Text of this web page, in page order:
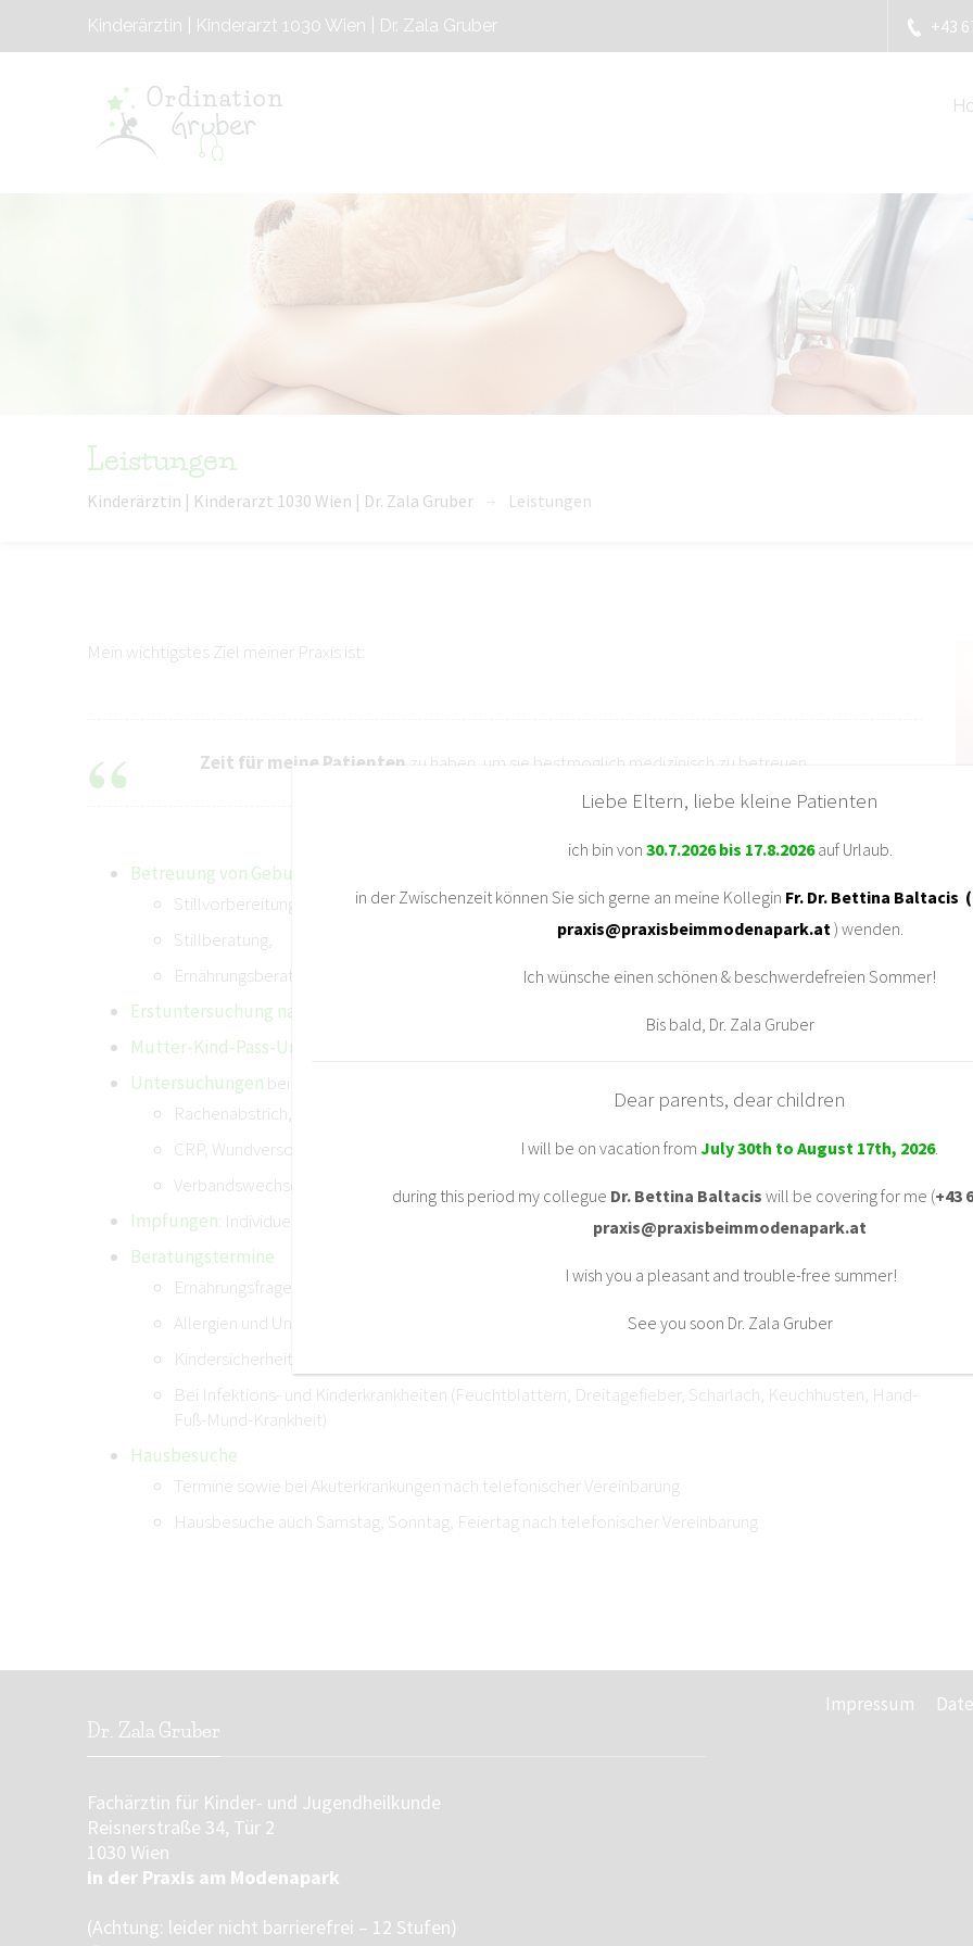
Kinderärztin | Kinderarzt 1030 Wien | Dr. Zala Gruber +43
Leistungen
Kinderärztin | Kinderarzt 1030 Wien | Dr. Zala Gruber Leistungen
Mein wichtigstes Ziel meiner Praxis ist:
Zeit für meine Patienten zu haben, um sie bestmöglich medizinisch zu betreuen.
Betreuung von Geburt an
Stillvorbereitung​,
Stillberatung,
Ernährungsberatung
Erstuntersuchung nach Geburt
Mutter-Kind-Pass-Untersuchungen
Untersuchungen bei Erkrankungen:
Rachenabstrich,
CRP, Wundversorgung
Verbandswechsel
Impfungen: Individuelle Impfberatung und Impfung
Beratungstermine
Ernährungsfragen: Stillberatung, Beikost, Allergien
Allergien und Unverträglichkeiten
Kindersicherheit, Erste Hilfe
Bei Infektions- und Kinderkrankheiten (Feuchtblattern, Dreitagefieber, Scharlach, Keuchhusten, Hand-
Fuß-Mund-Krankheit)
Hausbesuche
Termine sowie bei Akuterkrankungen nach telefonischer Vereinbarung
Hausbesuche auch Samstag, Sonntag, Feiertag nach telefonischer Vereinbarung
Dr. Zala Gruber
Fachärztin für Kinder- und Jugendheilkunde
Reisnerstraße 34, Tür 2
1030 Wien
in der Praxis am Modenapark
(Achtung: leider nicht barrierefrei – 12 Stufen)
Impressum
Liebe Eltern, liebe kleine Patienten
ich bin von 30.7.2026 bis 17.8.2026 auf Urlaub.
in der Zwischenzeit können Sie sich gerne an meine Kollegin Fr. Dr. Bettina Baltacis (
praxis@praxisbeimmodenapark.at) wenden.
Ich wünsche einen schönen & beschwerdefreien Sommer!
Bis bald, Dr. Zala Gruber
Dear parents, dear children
I will be on vacation from July 30th to August 17th, 2026.
during this period my collegue Dr. Bettina Baltacis will be covering for me (+43
praxis@praxisbeimmodenapark.at
I wish you a pleasant and trouble-free summer!
See you soon Dr. Zala Gruber